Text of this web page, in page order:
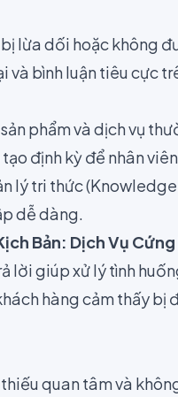
lừa dối hoặc không
và bình luận tiêu cực
phẩm và dịch vụ
định kỳ để nhân
lý tri thức
dễ dàng.
Bản: Dịch Vụ
lời giúp xử lý tình
hàng cảm thấy bị
quan tâm và